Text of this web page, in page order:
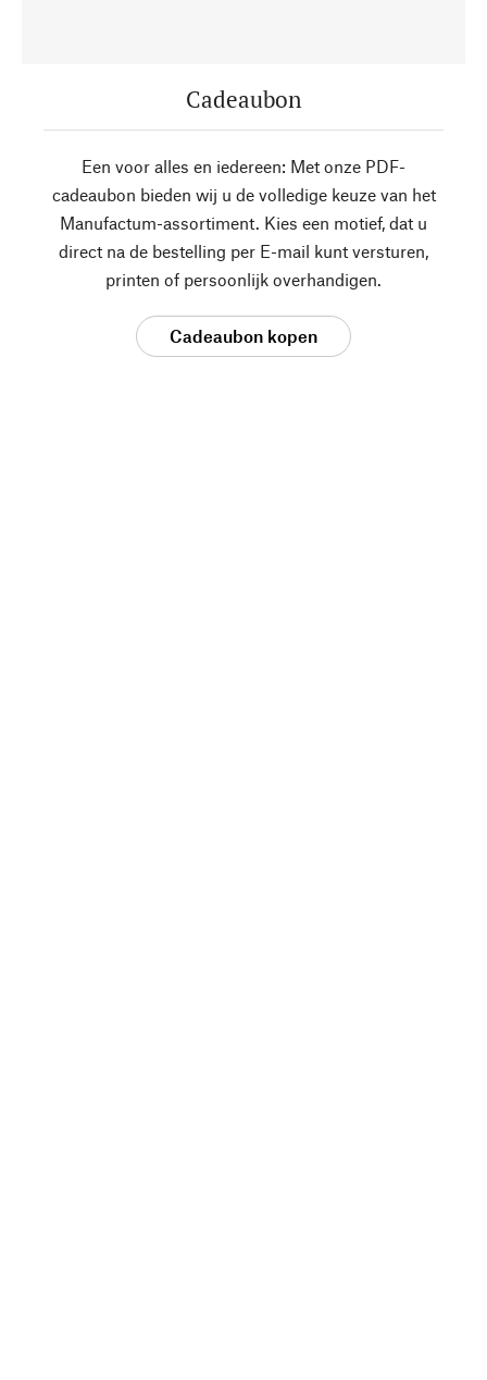
Cadeaubon
Een voor alles en iedereen: Met onze PDF-
cadeaubon bieden wij u de volledige keuze van het
Manufactum-assortiment. Kies een motief, dat u
direct na de bestelling per E-mail kunt versturen,
printen of persoonlijk overhandigen.
Cadeaubon kopen